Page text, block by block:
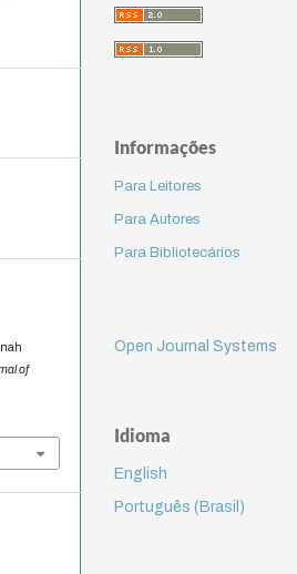
of
Informações
Para Leitores
Para Autores
Para Bibliotecários
Open Journal Systems
Idioma
English
Português (Brasil)